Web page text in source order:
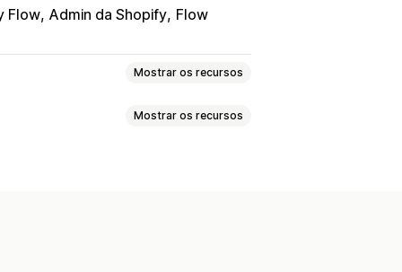
Flow Admin da Shopify Flow
Mostrar os recursos
Mostrar os recursos